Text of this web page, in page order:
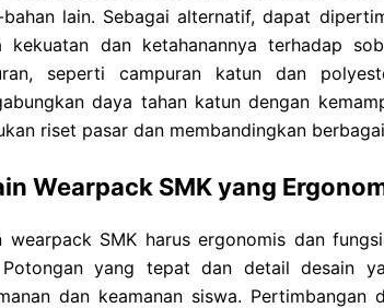
bahan lain. Sebagai alternatif, dapat
kekuatan dan ketahanannya terhadap
seperti campuran katun dan
daya tahan katun dengan
riset pasar dan membandingkan
Wearpack SMK yang
wearpack SMK harus ergonomis dan
yang tepat dan detail desain
dan keamanan siswa.